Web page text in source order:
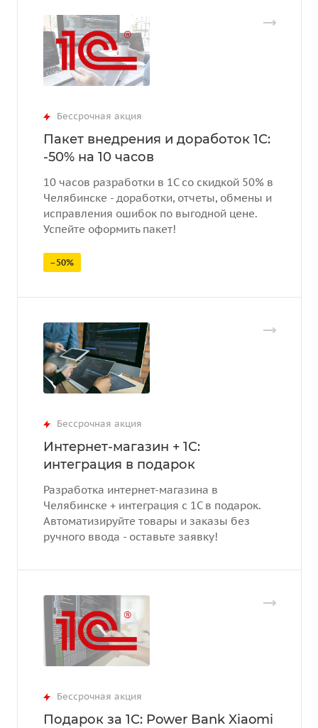
Бессрочная акция
Пакет внедрения и доработок 1С:
-50% на 10 часов
10 часов разработки в 1С со скидкой 50% в
Челябинске - доработки, отчеты, обмены и
исправления ошибок по выгодной цене.
Успейте оформить пакет!
–50%
Бессрочная акция
Интернет-магазин + 1С:
интеграция в подарок
Разработка интернет-магазина в
Челябинске + интеграция с 1С в подарок.
Автоматизируйте товары и заказы без
ручного ввода - оставьте заявку!
Бессрочная акция
Подарок за 1С: Power Bank Xiaomi